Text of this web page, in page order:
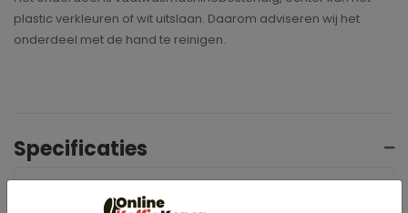
plastic verkleuren of wit uitslaan. Daarom adviseren wij het
onderdeel met de hand te reinigen.
Specificaties
Artikelnummer